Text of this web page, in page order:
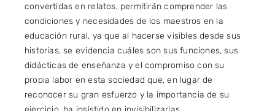
convertidas en relatos, permitirán comprender las
condiciones y necesidades de los maestros en la
educación rural, ya que al hacerse visibles desde sus
historias, se evidencia cuáles son sus funciones, sus
didácticas de enseñanza y el compromiso con su
propia labor en esta sociedad que, en lugar de
reconocer su gran esfuerzo y la importancia de su